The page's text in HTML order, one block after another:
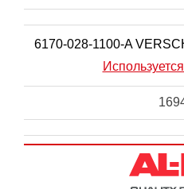
6170-028-1100-A